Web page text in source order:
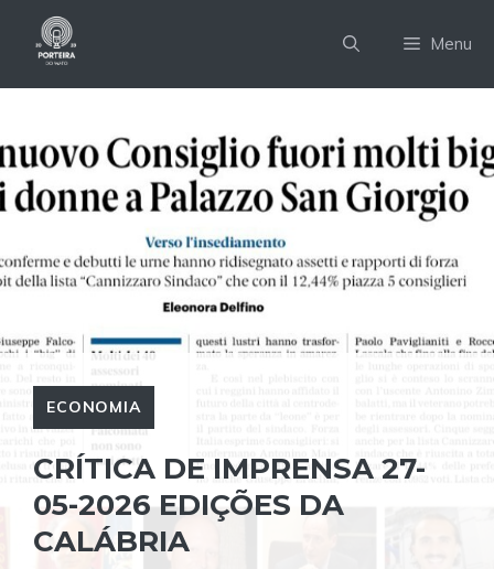
Menu
ECONOMIA
CRÍTICA DE IMPRENSA 27-
05-2026 EDIÇÕES DA
CALÁBRIA